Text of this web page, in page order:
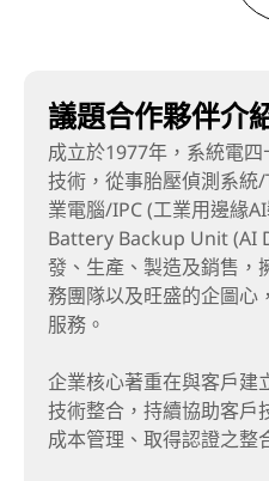
議題合作夥伴介
成立於1977年，系統電
技術，從事胎壓偵測系統
業電腦/IPC (工業用邊緣
Battery Backup Unit (AI
發、生產、製造及銷售，
務團隊以及旺盛的企圖心
服務。
企業核心著重在與客戶建
技術整合，持續協助客戶
成本管理、取得認證之整